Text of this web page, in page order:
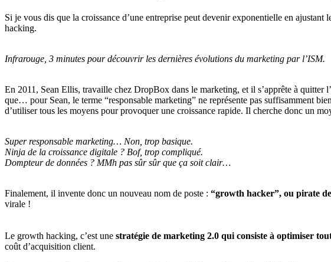
Si je vous dis que la croissance d’une entreprise peut devenir exponentielle en
hacking.
Infrarouge, 3 minutes pour découvrir les dernières évolutions du marketing par l’ISM.
En 2011, Sean Ellis, travaille chez DropBox dans le marketing, et il s’apprête à
que… pour Sean, le terme “responsable marketing” ne représente pas suffisamment
d’utiliser tous les moyens pour provoquer une croissance rapide. Il cherche donc un
Super responsable marketing… Non, trop basique.
Ninja de la croissance digitale ? Bof, trop compliqué.
Dompteur de données ? MMh pas sûr sûr que ça soit clair…
Finalement, il invente donc un nouveau nom de poste : “growth hacker”, ou pirate
virale !
Le growth hacking, c’est une stratégie de marketing 2.0 qui consiste à optimiser
coût d’acquisition client.